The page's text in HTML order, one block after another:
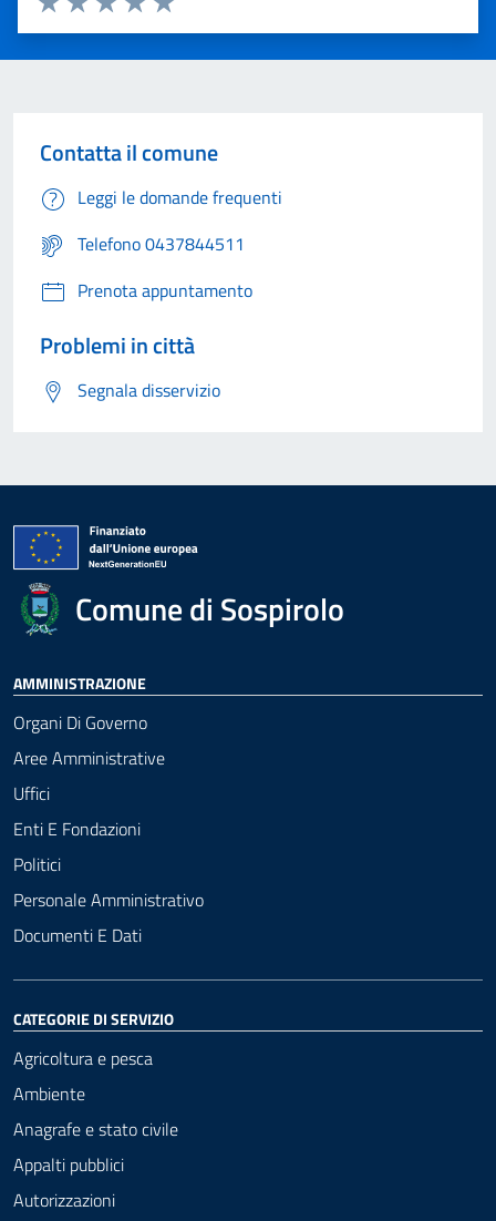
Valuta 5 stelle su 5
Valuta 4 stelle su 5
Valuta 3 stelle su 5
Valuta 2 stelle su 5
Valuta 1 stelle su 5
Contatta il comune
Leggi le domande frequenti
Telefono 0437844511
Prenota appuntamento
Problemi in città
Segnala disservizio
Comune di Sospirolo
AMMINISTRAZIONE
Organi Di Governo
Aree Amministrative
Uffici
Enti E Fondazioni
Politici
Personale Amministrativo
Documenti E Dati
CATEGORIE DI SERVIZIO
Agricoltura e pesca
Ambiente
Anagrafe e stato civile
Appalti pubblici
Autorizzazioni